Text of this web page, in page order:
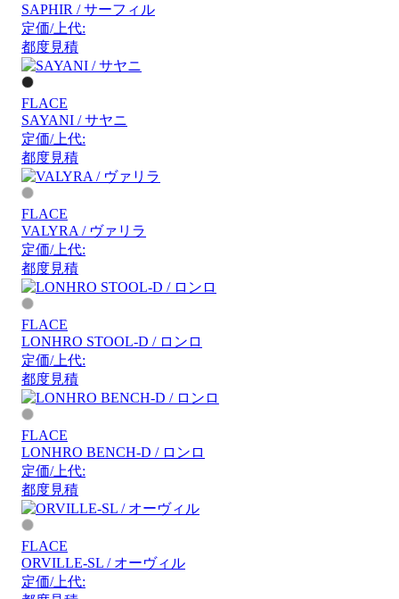
SAPHIR / サーフィル
定価/上代:
都度見積
FLACE
SAYANI / サヤニ
定価/上代:
都度見積
FLACE
VALYRA / ヴァリラ
定価/上代:
都度見積
FLACE
LONHRO STOOL-D / ロンロ
定価/上代:
都度見積
FLACE
LONHRO BENCH-D / ロンロ
定価/上代:
都度見積
FLACE
ORVILLE-SL / オーヴィル
定価/上代: